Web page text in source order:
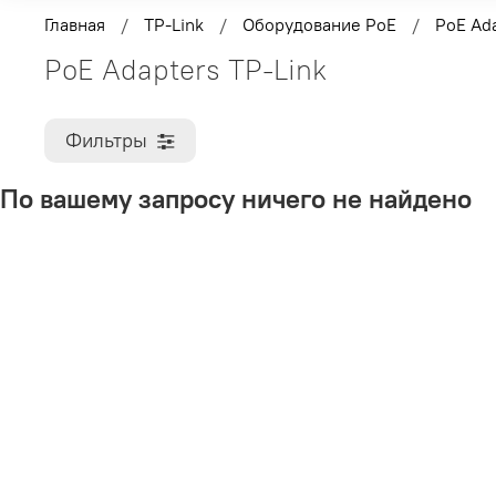
Главная TP-Link Оборудование PoE PoE
PoE Adapters TP-Link
Фильтры
По вашему запросу ничего не найдено